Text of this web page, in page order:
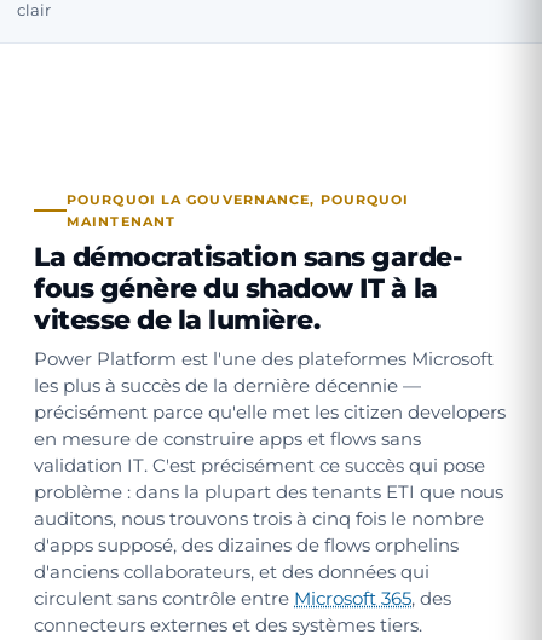
clair
POURQUOI LA GOUVERNANCE, POURQUOI
MAINTENANT
La démocratisation sans garde-
fous génère du shadow IT à la
vitesse de la lumière.
Power Platform est l'une des plateformes Microsoft
les plus à succès de la dernière décennie —
précisément parce qu'elle met les citizen developers
en mesure de construire apps et flows sans
validation IT. C'est précisément ce succès qui pose
problème : dans la plupart des tenants ETI que nous
auditons, nous trouvons trois à cinq fois le nombre
d'apps supposé, des dizaines de flows orphelins
d'anciens collaborateurs, et des données qui
circulent sans contrôle entre Microsoft 365, des
connecteurs externes et des systèmes tiers.